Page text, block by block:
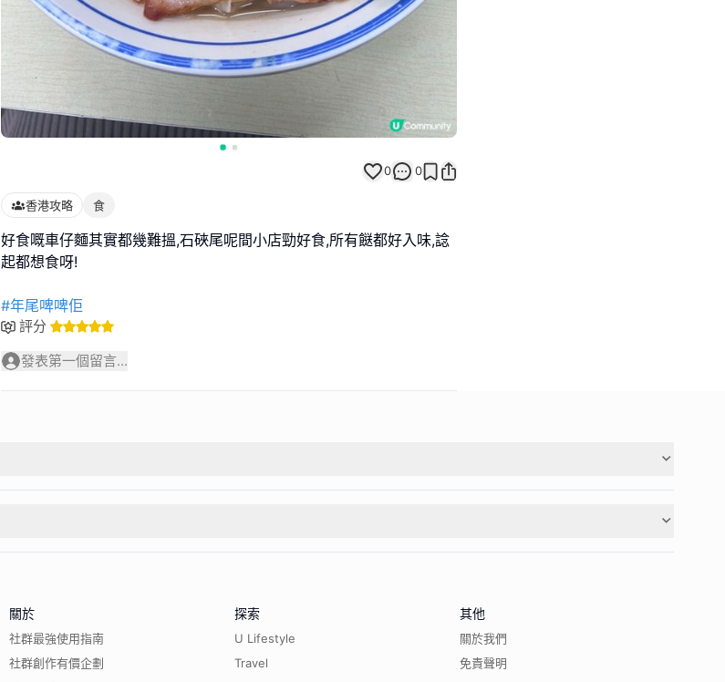
0 0
香港攻略 食
好食嘅車仔麵其實都幾難搵,石硤尾呢間小店勁好食,所有餸都好入味,諗
起都想食呀!
#年尾啤啤佢
評分
發表第一個留言...
關於
社群最強使用指南
社群創作有價企劃
探索
U Lifestyle
Travel
其他
關於我們
免責聲明